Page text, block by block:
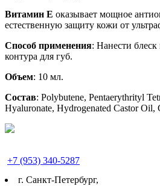
Витамин Е оказывает мощное
естественную защиту кожи от
Способ применения: Нанести
контура для губ.
Объем: 10 мл.
Состав: Polybutene, Pentaerythrityl
Hyaluronate, Hydrogenated Castor
+7 (953) 340-5287
г. Cанкт-Петербург,